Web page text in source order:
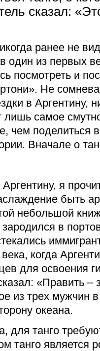
сказал:
ранее не
один из первых
посмотреть и
Не
в Аргентину,
самое
чем поделиться
Вначале о
я
быть
небольшой
зародился в
когда
для освоения
«Править –
из трех мужчин
океана.
для танго
танго является